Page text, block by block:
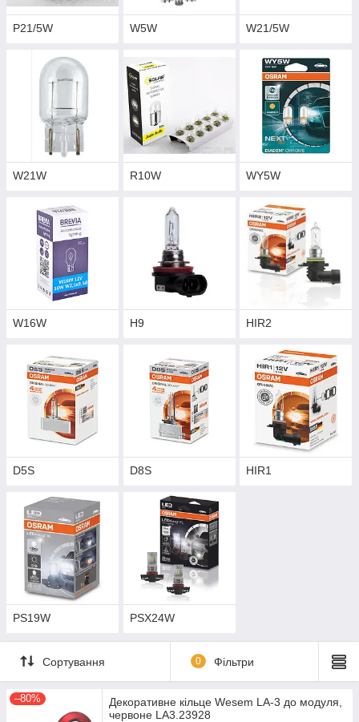
P21/5W W5W W21/5W
W21W R10W WY5W
W16W H9 HIR2
D5S D8S HIR1
PS19W PSX24W
Сортування 0 Фільтри
–80%
Декоративне кільце Wesem LA-3 до модуля,
червоне LA3.23928